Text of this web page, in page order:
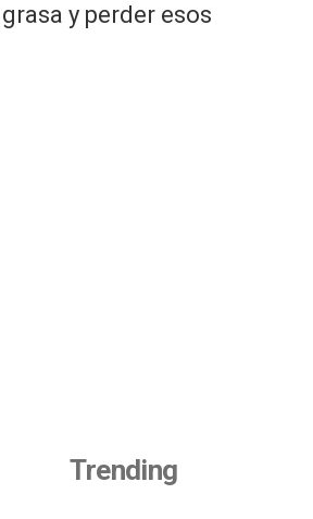
y perder esos
Trending